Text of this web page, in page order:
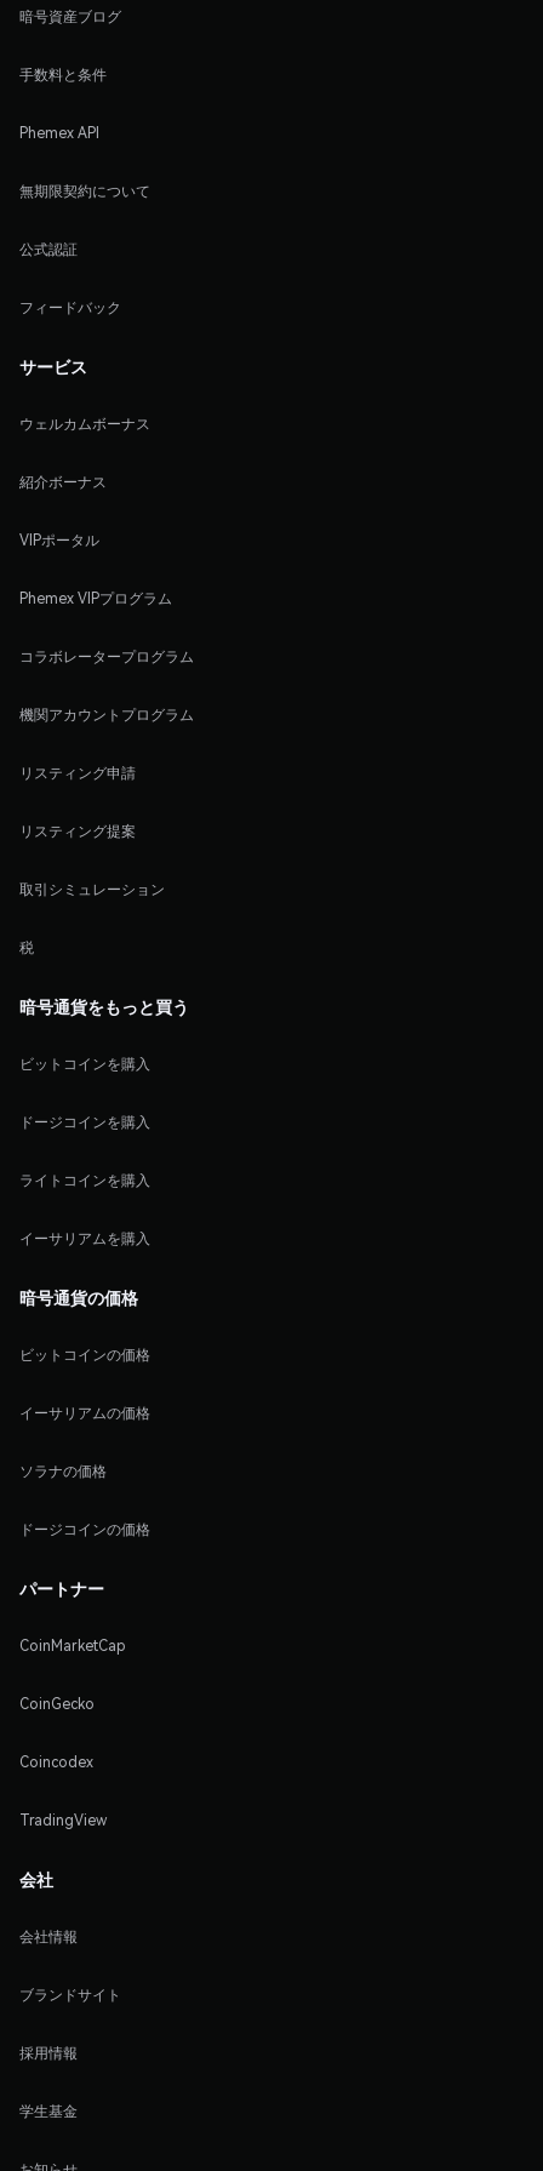
暗号資産ブログ
手数料と条件
Phemex API
無期限契約について
公式認証
フィードバック
サービス
ウェルカムボーナス
紹介ボーナス
VIPポータル
Phemex VIPプログラム
コラボレータープログラム
機関アカウントプログラム
リスティング申請
リスティング提案
取引シミュレーション
税
暗号通貨をもっと買う
ビットコインを購入
ドージコインを購入
ライトコインを購入
イーサリアムを購入
暗号通貨の価格
ビットコインの価格
イーサリアムの価格
ソラナの価格
ドージコインの価格
パートナー
CoinMarketCap
CoinGecko
Coincodex
TradingView
会社
会社情報
ブランドサイト
採用情報
学生基金